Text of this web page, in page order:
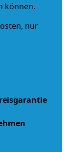
können.
nur